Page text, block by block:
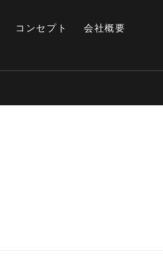
コンセプト 会社概要